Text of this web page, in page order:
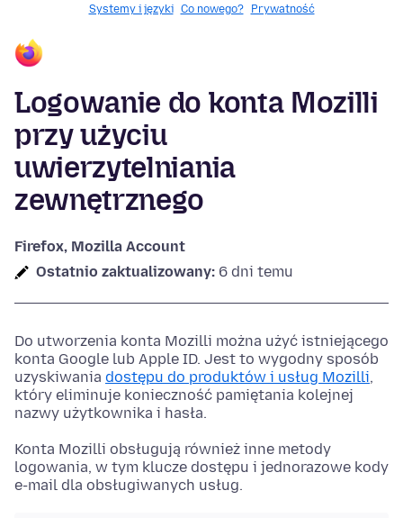
Systemy i języki Co nowego? Prywatność
Logowanie do konta Mozilli
przy użyciu
uwierzytelniania
zewnętrznego
Firefox, Mozilla Account
Ostatnio zaktualizowany: 6 dni temu
Do utworzenia konta Mozilli można użyć istniejącego
konta Google lub Apple ID. Jest to wygodny sposób
uzyskiwania dostępu do produktów i usług Mozilli,
który eliminuje konieczność pamiętania kolejnej
nazwy użytkownika i hasła.
Konta Mozilli obsługują również inne metody
logowania, w tym klucze dostępu i jednorazowe kody
e-mail dla obsługiwanych usług.